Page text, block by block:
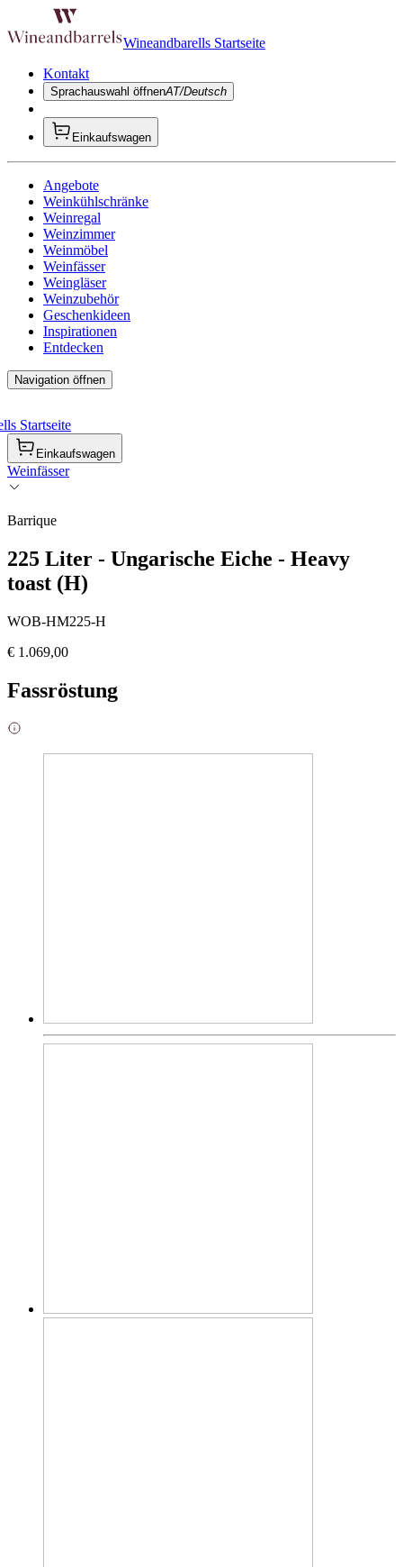
Wineandbarells Startseite
Kontakt
Sprachauswahl öffnenAT/Deutsch
Einkaufswagen
Angebote
Weinkühlschränke
Weinregal
Weinzimmer
Weinmöbel
Weinfässer
Weingläser
Weinzubehör
Geschenkideen
Inspirationen
Entdecken
Navigation öffnen
Startseite
Einkaufswagen
Weinfässer
Barrique
225 Liter - Ungarische Eiche - Heavy
toast (H)
WOB-HM225-H
€ 1.069,00
Fassröstung